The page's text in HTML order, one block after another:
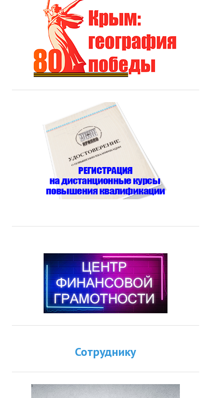
Сотруднику